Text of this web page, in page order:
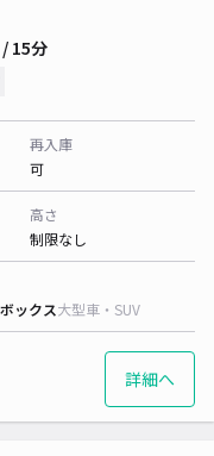
15分
再入庫
可
高さ
制限なし
ックス大型車・SUV
詳細へ